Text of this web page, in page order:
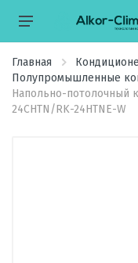
Главная
Полупромышленные
Напольно-потолочный
24CHTN/RK-24HTNE-W